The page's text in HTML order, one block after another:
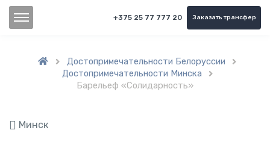
+375 25 77 777 20 Заказать трансфер
 Достопримечательности Белоруссии 
Достопримечательности Минска 
Барельеф «Солидарность»
Минск